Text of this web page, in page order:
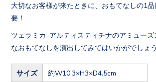
大切なお客様が来たときに、おもてなしの1
要！
ツェラミカ アルティスティチナのアミューズ
なおもてなしを演出してみてはいかがでしょう
サイズ 約W10.3×H3×D4.5cm